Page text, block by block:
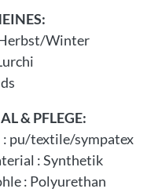
Winter
& PFLEGE:
: pu/textile/sympatex
:Synthetik
: Polyurethan